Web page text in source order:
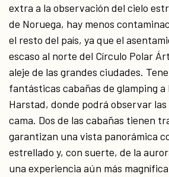
extra a la observación del cielo
de Noruega, hay menos
el resto del país, ya que el
escaso al norte del Círculo Polar
aleje de las grandes ciudades.
fantásticas cabañas de glamping a
Harstad, donde podrá observar
cama. Dos de las cabañas tienen
garantizan una vista panorámica
estrellado y, con suerte, de la
una experiencia aún más